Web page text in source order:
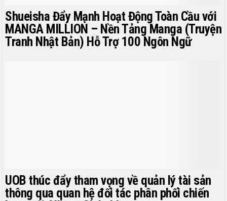
Shueisha Đẩy Mạnh Hoạt Động Toàn Cầu với
MANGA MILLION – Nền Tảng Manga (Truyện
Tranh Nhật Bản) Hỗ Trợ 100 Ngôn Ngữ
UOB thúc đẩy tham vọng về quản lý tài sản
thông qua quan hệ đối tác phân phối chiến